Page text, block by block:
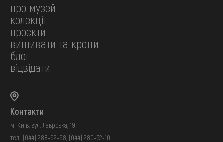
про музей
колекції
проєкти
вишивати та кроїти
блог
відвідати
Контакти
м. Київ, вул. Лаврська, 19
тел.: (044) 288-92-68 (044) 280-52-10